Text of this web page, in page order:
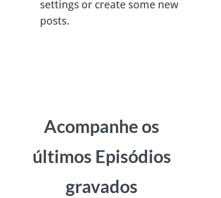
settings or create some new
posts.
Acompanhe os
últimos Episódios
gravados